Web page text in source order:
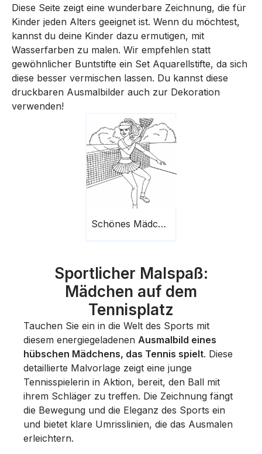
Diese Seite zeigt eine wunderbare Zeichnung, die für
Kinder jeden Alters geeignet ist. Wenn du möchtest,
kannst du deine Kinder dazu ermutigen, mit
Wasserfarben zu malen. Wir empfehlen statt
gewöhnlicher Buntstifte ein Set Aquarellstifte, da sich
diese besser vermischen lassen. Du kannst diese
druckbaren Ausmalbilder auch zur Dekoration
verwenden!
Schönes Mädchen spielt Tennis
Sportlicher Malspaß:
Mädchen auf dem
Tennisplatz
Tauchen Sie ein in die Welt des Sports mit
diesem energiegeladenen Ausmalbild eines
hübschen Mädchens, das Tennis spielt. Diese
detaillierte Malvorlage zeigt eine junge
Tennisspielerin in Aktion, bereit, den Ball mit
ihrem Schläger zu treffen. Die Zeichnung fängt
die Bewegung und die Eleganz des Sports ein
und bietet klare Umrisslinien, die das Ausmalen
erleichtern.